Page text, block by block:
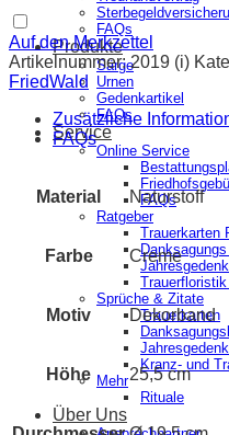
FAQs
Produkte
Särge
Urnen
Gedenkartikel
FAQs
Service
Online Service
FAQs
Ratgeber
Trauerkarten
Sprüche & Zitate
Trauerkarten
Kranz- und
Mehr
Rituale
Über Uns
Auf den Merkzettel
Artikelnummer:2019 (i)
FriedWald
Zusätzliche
FAQs
Material Naturstoff
Farbe Creme
Motiv Dekorband
Höhe 25,5 cm